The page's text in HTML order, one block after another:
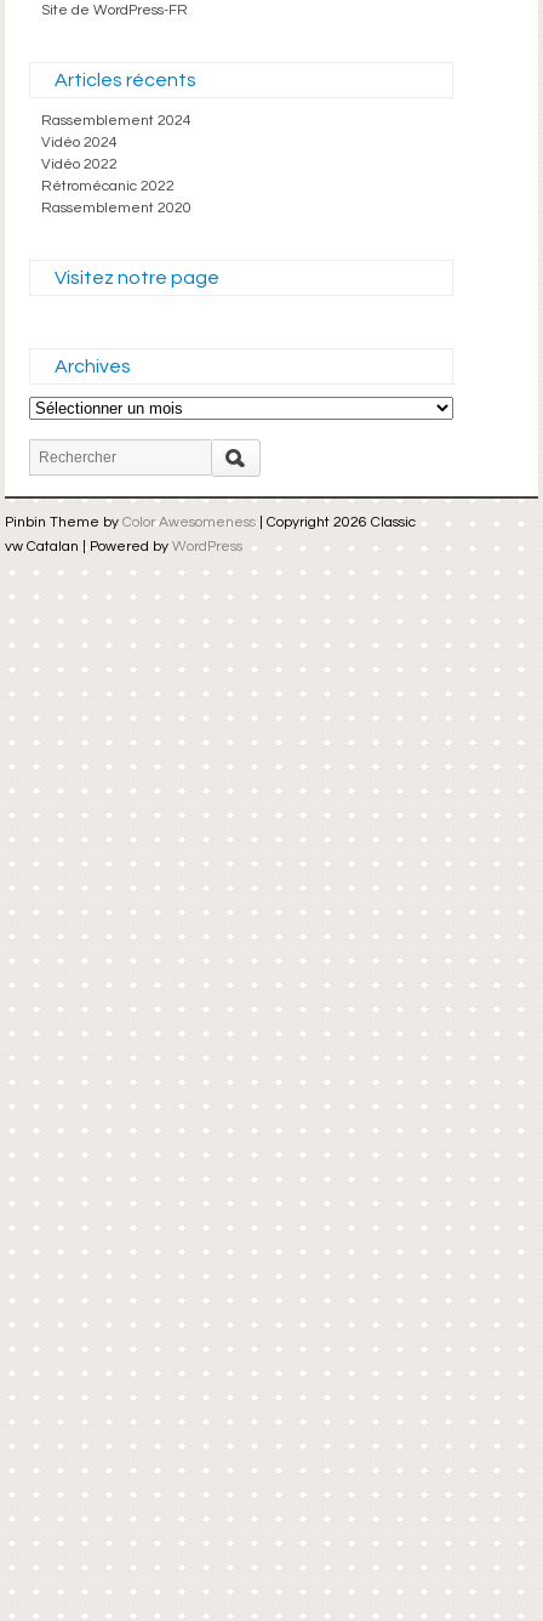
Site de WordPress-FR
Articles récents
Rassemblement 2024
Vidéo 2024
Vidéo 2022
Rétromécanic 2022
Rassemblement 2020
Visitez notre page
Archives
Archives
Pinbin Theme by Color Awesomeness| Copyright 2026 Classic
vw Catalan | Powered by WordPress